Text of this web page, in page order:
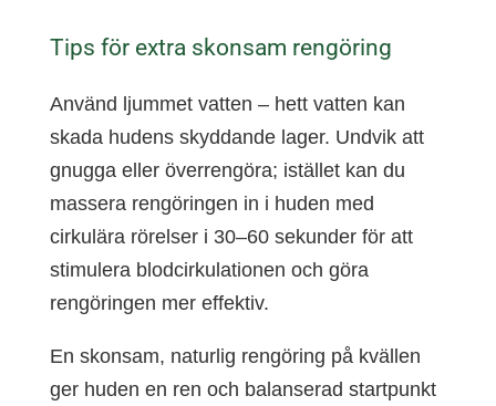
Tips för extra skonsam rengöring
Använd ljummet vatten – hett vatten kan
skada hudens skyddande lager. Undvik att
gnugga eller överrengöra; istället kan du
massera rengöringen in i huden med
cirkulära rörelser i 30–60 sekunder för att
stimulera blodcirkulationen och göra
rengöringen mer effektiv.
En skonsam, naturlig rengöring på kvällen
ger huden en ren och balanserad startpunkt